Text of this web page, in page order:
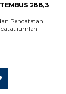
288,3
Pencatatan
jumlah